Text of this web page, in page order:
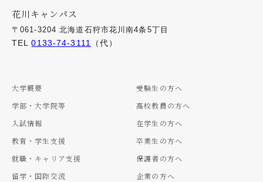
花川キャンパス
〒061-3204 北海道石狩市花川南4条5丁目
TEL0133-74-3111 （代）
大学概要
学部・大学院等
入試情報
教育・学生支援
就職・キャリア支援
留学・国際交流
受験生の方へ
高校教員の方へ
在学生の方へ
卒業生の方へ
保護者の方へ
企業の方へ